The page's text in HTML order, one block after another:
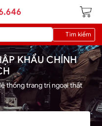
Tìm kiếm
KHẨU CHÍNH
thống trang trí ngoại thất